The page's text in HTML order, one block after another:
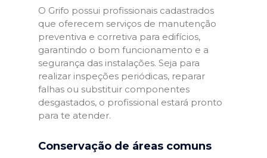
O Grifo possui profissionais cadastrados
que oferecem serviços de manutenção
preventiva e corretiva para edifícios,
garantindo o bom funcionamento e a
segurança das instalações. Seja para
realizar inspeções periódicas, reparar
falhas ou substituir componentes
desgastados, o profissional estará pronto
para te atender.
Conservação de áreas comuns